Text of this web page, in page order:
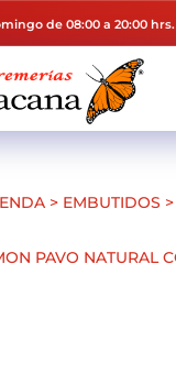
de 08:00 a 20:00 hrs.
> EMBUTIDOS >